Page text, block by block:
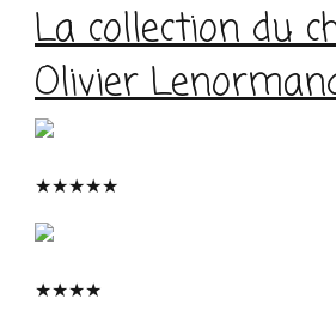
La collection du
Olivier
★★★★★
★★★★